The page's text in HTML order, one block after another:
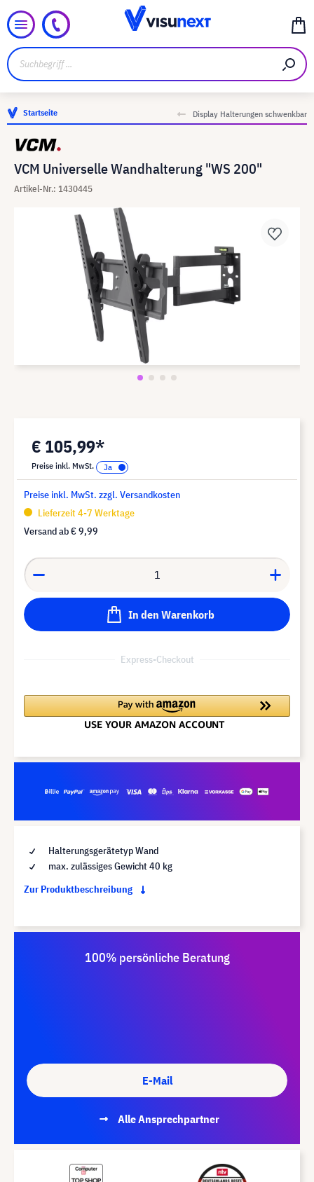
Startseite Display Halterungen schwenkbar
VCM Universelle Wandhalterung "WS 200"
Artikel-Nr.: 1430445
€ 105,99*
Preise inkl. MwSt.
Preise inkl. MwSt. zzgl. Versandkosten
Lieferzeit 4-7 Werktage
Versand ab€ 9,99
In den Warenkorb
Express-Checkout
Halterungsgerätetyp Wand
max. zulässiges Gewicht 40 kg
Zur Produktbeschreibung
100% persönliche Beratung
E-Mail
Alle Ansprechpartner